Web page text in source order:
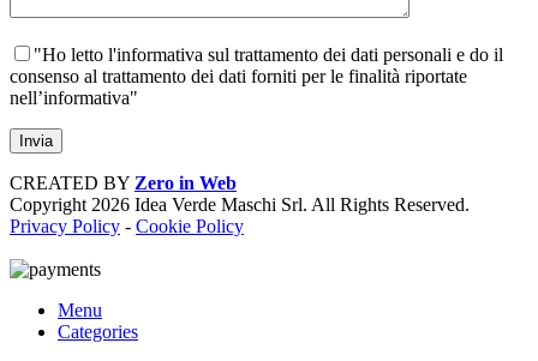
"Ho letto l'informativa sul trattamento dei dati personali e do il
consenso al trattamento dei dati forniti per le finalità riportate
nell’informativa"
CREATED BY Zero in Web
Copyright 2026 Idea Verde Maschi Srl. All Rights Reserved.
Privacy Policy - Cookie Policy
Menu
Categories